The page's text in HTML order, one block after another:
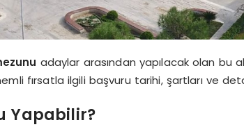
adaylar arasından yapılacak olan bu
fırsatla ilgili başvuru tarihi, şartları ve
Yapabilir?